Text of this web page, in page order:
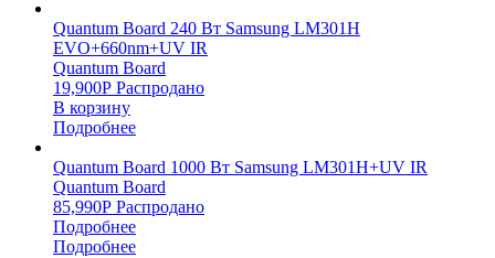
Quantum Board 240 Вт Samsung LM301H
EVO+660nm+UV IR
Quantum Board
19,900Р Распродано
В корзину
Подробнее
Quantum Board 1000 Вт Samsung LM301H+UV IR
Quantum Board
85,990Р Распродано
Подробнее
Подробнее